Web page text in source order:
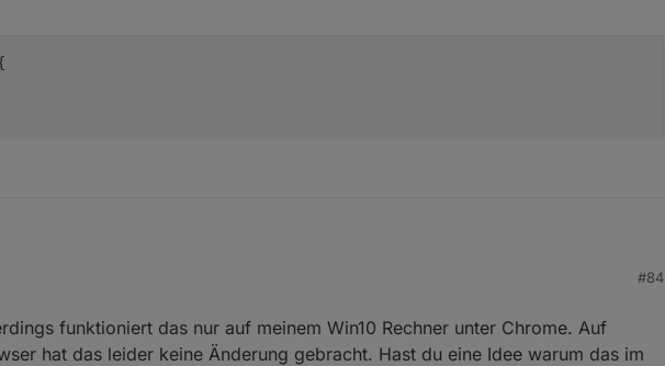
input {
#84
funktioniert das nur auf meinem Win10 Rechner unter Chrome. Auf
hat das leider keine Änderung gebracht. Hast du eine Idee warum das im